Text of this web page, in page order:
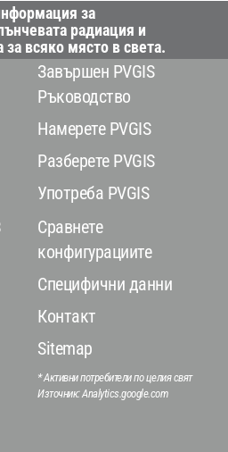
за
радиация и
всяко място в света.
Завършен PVGIS
Ръководство
Намерете PVGIS
Разберете PVGIS
Употреба PVGIS
Сравнете
конфигурациите
Специфични данни
Контакт
Sitemap
* Активни потребители по целия свят
Източник: Analytics.google.com